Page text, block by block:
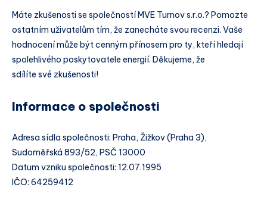
Máte zkušenosti se společností MVE Turnov s.r.o.? Pomozte
ostatním uživatelům tím, že zanecháte svou recenzi. Vaše
hodnocení může být cenným přínosem pro ty, kteří hledají
spolehlivého poskytovatele energií. Děkujeme, že
sdílíte své zkušenosti!
Informace o společnosti
Adresa sídla společnosti: Praha, Žižkov (Praha 3),
Sudoměřská 893/52, PSČ 13000
Datum vzniku společnosti: 12.07.1995
IČO: 64259412